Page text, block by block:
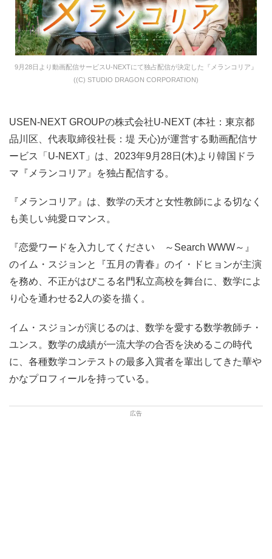
9月28日より動画配信サービスU-NEXTにて独占配信が決定した『メランコリア』
((C) STUDIO DRAGON CORPORATION)
USEN-NEXT GROUPの株式会社U-NEXT (本社：東京都
品川区、代表取締役社長：堤 天心)が運営する動画配信サ
ービス「U-NEXT」は、2023年9月28日(木)より韓国ドラ
マ『メランコリア』を独占配信する。
『メランコリア』は、数学の天才と女性教師による切なく
も美しい純愛ロマンス。
『恋愛ワードを入力してください ～Search WWW～』
のイム・スジョンと『五月の青春』のイ・ドヒョンが主演
を務め、不正がはびこる名門私立高校を舞台に、数学によ
り心を通わせる2人の姿を描く。
イム・スジョンが演じるのは、数学を愛する数学教師チ・
ユンス。数学の成績が一流大学の合否を決めるこの時代
に、各種数学コンテストの最多入賞者を輩出してきた華や
かなプロフィールを持っている。